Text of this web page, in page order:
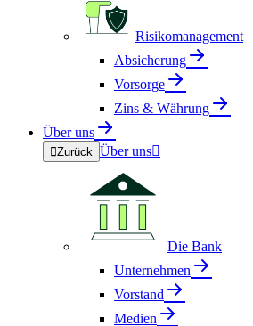
Risikomanagement
Absicherung
Vorsorge
Zins & Währung
Über uns
Zurück Über uns
Die Bank
Unternehmen
Vorstand
Medien